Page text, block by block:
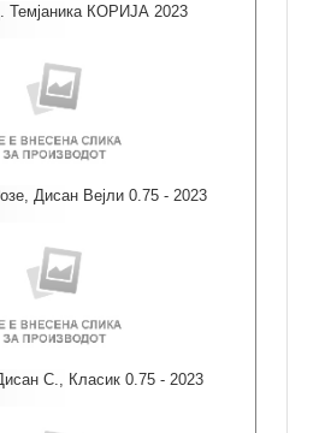
Темјаника КОРИЈА 2023
Дисан Вејли 0.75 - 2023
С., Класик 0.75 - 2023